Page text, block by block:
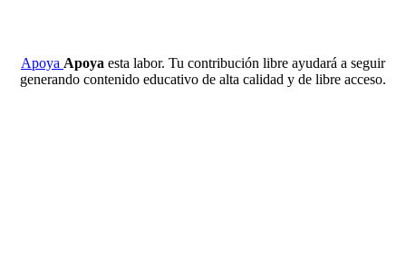
Apoya Apoya esta labor. Tu contribución libre ayudará a seguir
generando contenido educativo de alta calidad y de libre acceso.